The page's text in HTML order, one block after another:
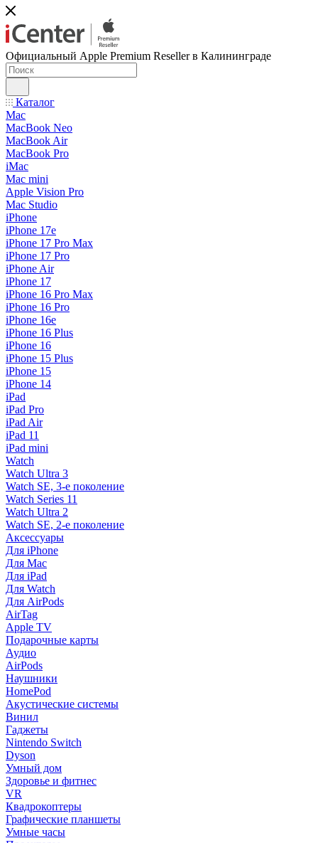
Официальный Apple Premium Reseller в Калининграде
Каталог
Mac
MacBook Neo
MacBook Air
MacBook Pro
iMac
Mac mini
Apple Vision Pro
Mac Studio
iPhone
iPhone 17e
iPhone 17 Pro Max
iPhone 17 Pro
iPhone Air
iPhone 17
iPhone 16 Pro Max
iPhone 16 Pro
iPhone 16e
iPhone 16 Plus
iPhone 16
iPhone 15 Plus
iPhone 15
iPhone 14
iPad
iPad Pro
iPad Air
iPad 11
iPad mini
Watch
Watch Ultra 3
Watch SE, 3-е поколение
Watch Series 11
Watch Ultra 2
Watch SE, 2-е поколение
Аксессуары
Для iPhone
Для Mac
Для iPad
Для Watch
Для AirPods
AirTag
Apple TV
Подарочные карты
Аудио
AirPods
Наушники
HomePod
Акустические системы
Винил
Гаджеты
Nintendo Switch
Dyson
Умный дом
Здоровье и фитнес
VR
Квадрокоптеры
Графические планшеты
Умные часы